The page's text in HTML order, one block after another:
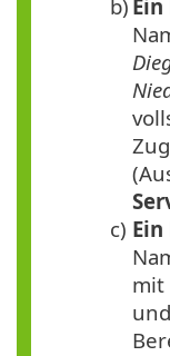
b)
c)
mit